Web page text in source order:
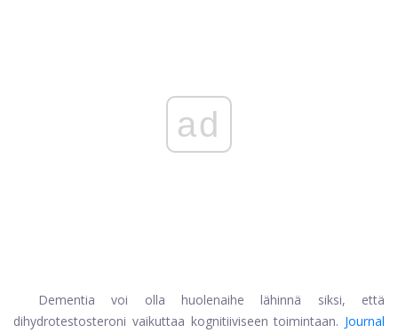
ad
Dementia voi olla huolenaihe lähinnä siksi, että
dihydrotestosteroni vaikuttaa kognitiiviseen toimintaan. Journal